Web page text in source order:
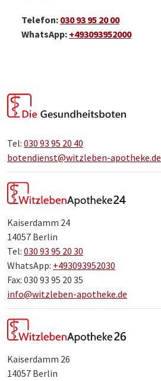
Telefon: 030 93 95 20 00
WhatsApp: +493093952000
Tel: 030 93 95 20 40
botendienst@witzleben-apotheke.de
Kaiserdamm 24
14057 Berlin
Tel: 030 93 95 20 30
WhatsApp: +493093952030
Fax: 030 93 95 20 35
info@witzleben-apotheke.de
Kaiserdamm 26
14057 Berlin